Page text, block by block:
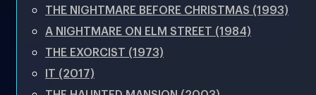
THE NIGHTMARE BEFORE CHRISTMAS (1993)
A NIGHTMARE ON ELM STREET (1984)
THE EXORCIST (1973)
IT (2017)